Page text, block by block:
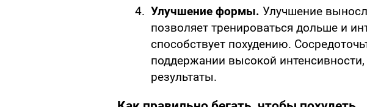
Улучшение формы. Улучшение
позволяет тренироваться дольше и
способствует похудению.
поддержании высокой
результаты.